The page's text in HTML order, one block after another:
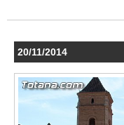
20/11/2014